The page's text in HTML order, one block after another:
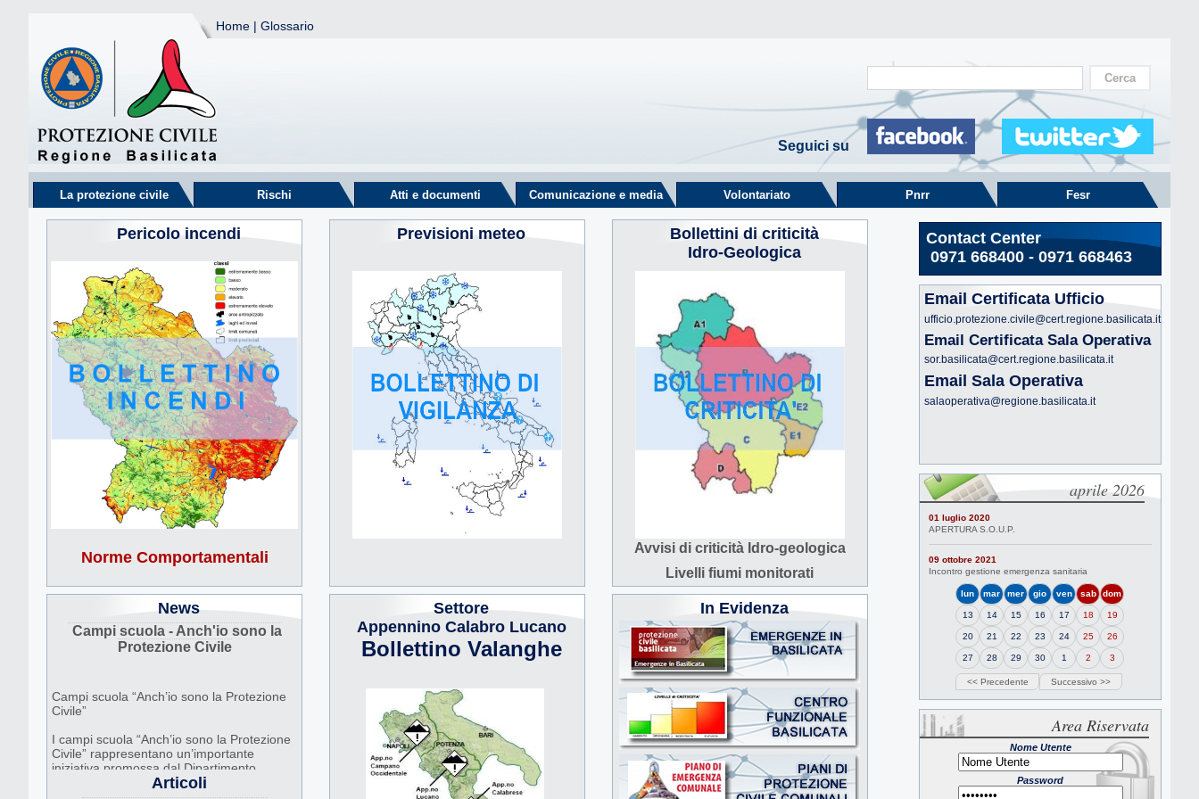
Home | Glossario
Seguici su
La protezione civile Rischi Atti e documenti Comunicazione e media Volontariato Pnrr Fesr
Pericolo incendi
Norme Comportamentali
Previsioni meteo
Bollettini di criticità
Idro-Geologica
Avvisi di criticità Idro-geologica
Livelli fiumi monitorati
News
Campi scuola - Anch'io sono la
Protezione Civile
Campi scuola “Anch’io sono la Protezione
Civile”
I campi scuola “Anch’io sono la Protezione
Civile” rappresentano un’importante
iniziativa promossa dal Dipartimento
Nazionale della Protezione Civile, in
Articoli
Settore
Appennino Calabro Lucano
Bollettino Valanghe
In Evidenza
Contact Center
0971 668400 - 0971 668463
Email Certificata Ufficio
ufficio.protezione.civile@cert.regione.basilicata.it
Email Certificata Sala Operativa
sor.basilicata@cert.regione.basilicata.it
Email Sala Operativa
salaoperativa@regione.basilicata.it
aprile 2026
01 luglio 2020
APERTURA S.O.U.P.
09 ottobre 2021
Incontro gestione emergenza sanitaria
lun mar mer gio ven sab dom
13 14 15 16 17 18 19
20 21 22 23 24 25 26
27 28 29 30 1 2 3
<< Precedente Successivo >>
Area Riservata
Nome Utente
Password